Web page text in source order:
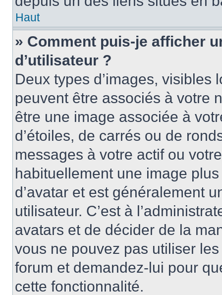
Haut
» Comment puis-je afficher
d’utilisateur ?
Deux types d’images,
peuvent être associés à votre
être une image associée à
d’étoiles, de carrés ou de
messages à votre actif ou
habituellement une image
d’avatar et est généralement
utilisateur. C’est à
avatars et de décider de la
vous ne pouvez pas utiliser
forum et demandez-lui pour
cette fonctionnalité.